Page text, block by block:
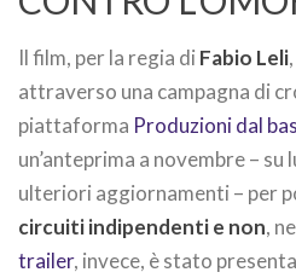
Il film, per la regia di Fabio Leli
attraverso una campagna di
piattaforma Produzioni dal
un’anteprima a novembre –
ulteriori aggiornamenti – per
circuiti indipendenti e non,
trailer, invece, è stato